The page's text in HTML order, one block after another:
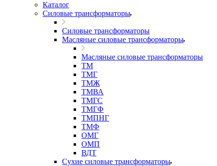
Каталог
Силовые трансформаторы
Силовые трансформаторы
Масляные силовые трансформаторы
Масляные силовые трансформаторы
ТМ
ТМГ
ТМЖ
ТМВА
ТМГС
ТМГФ
ТМПНГ
ТМФ
ОМГ
ОМП
ВДТ
Сухие силовые трансформаторы